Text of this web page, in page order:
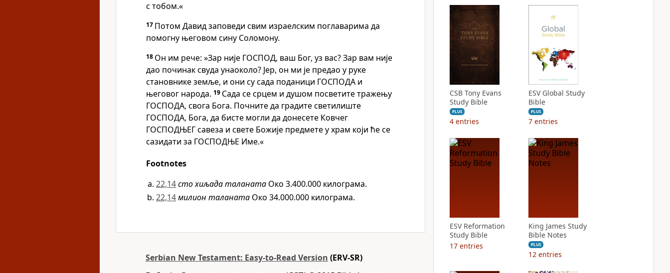
с тобом.«
17 Потом Давид заповеди свим израелским поглаварима да
помогну његовом сину Соломону.
18 Он им рече: »Зар није ГОСПОД, ваш Бог, уз вас? Зар вам није
дао починак свуда унаоколо? Јер, он ми је предао у руке
становнике земље, и они су сада поданици ГОСПОДА и
његовог народа. 19 Сада се срцем и душом посветите тражењу
ГОСПОДА, свога Бога. Почните да градите светилиште
ГОСПОДА, Бога, да бисте могли да донесете Ковчег
ГОСПОДЊЕГ савеза и свете Божије предмете у храм који ће се
сазидати за ГОСПОДЊЕ Име.«
Footnotes
22,14сто хиљада таланата Око 3.400.000 килограма.
22,14милион таланата Око 34.000.000 килограма.
Serbian New Testament: Easy-to-Read Version (ERV-SR)
CSB Tony Evans
Study Bible
PLUS
4 entries
ESV Global Study
Bible
PLUS
7 entries
ESV Reformation
Study Bible
17 entries
King James Study
Bible Notes
PLUS
12 entries